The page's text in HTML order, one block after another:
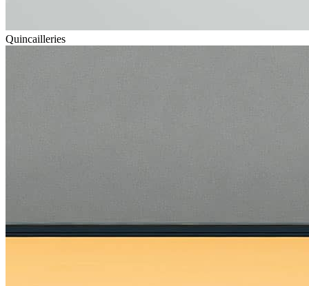
Quincailleries